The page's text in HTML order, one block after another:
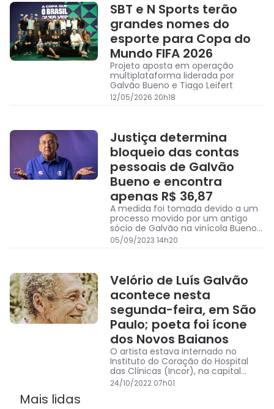
SBT e N Sports terão
grandes nomes do
esporte para Copa do
Mundo FIFA 2026
Projeto aposta em operação
multiplataforma liderada por
Galvão Bueno e Tiago Leifert
12/05/2026 20h18
Justiça determina
bloqueio das contas
pessoais de Galvão
Bueno e encontra
apenas R$ 36,87
A medida foi tomada devido a um
processo movido por um antigo
sócio de Galvão na vinícola Bueno
Wines Itália, que fica na região da
Toscana, na Itália
05/09/2023 14h20
Velório de Luís Galvão
acontece nesta
segunda-feira, em São
Paulo; poeta foi ícone
dos Novos Baianos
O artista estava internado no
Instituto do Coração do Hospital
das Clínicas (Incor), na capital
paulista. Sua morte foi anunciada
nas redes sociais por amigos como
24/10/2022 07h01
Mais lidas